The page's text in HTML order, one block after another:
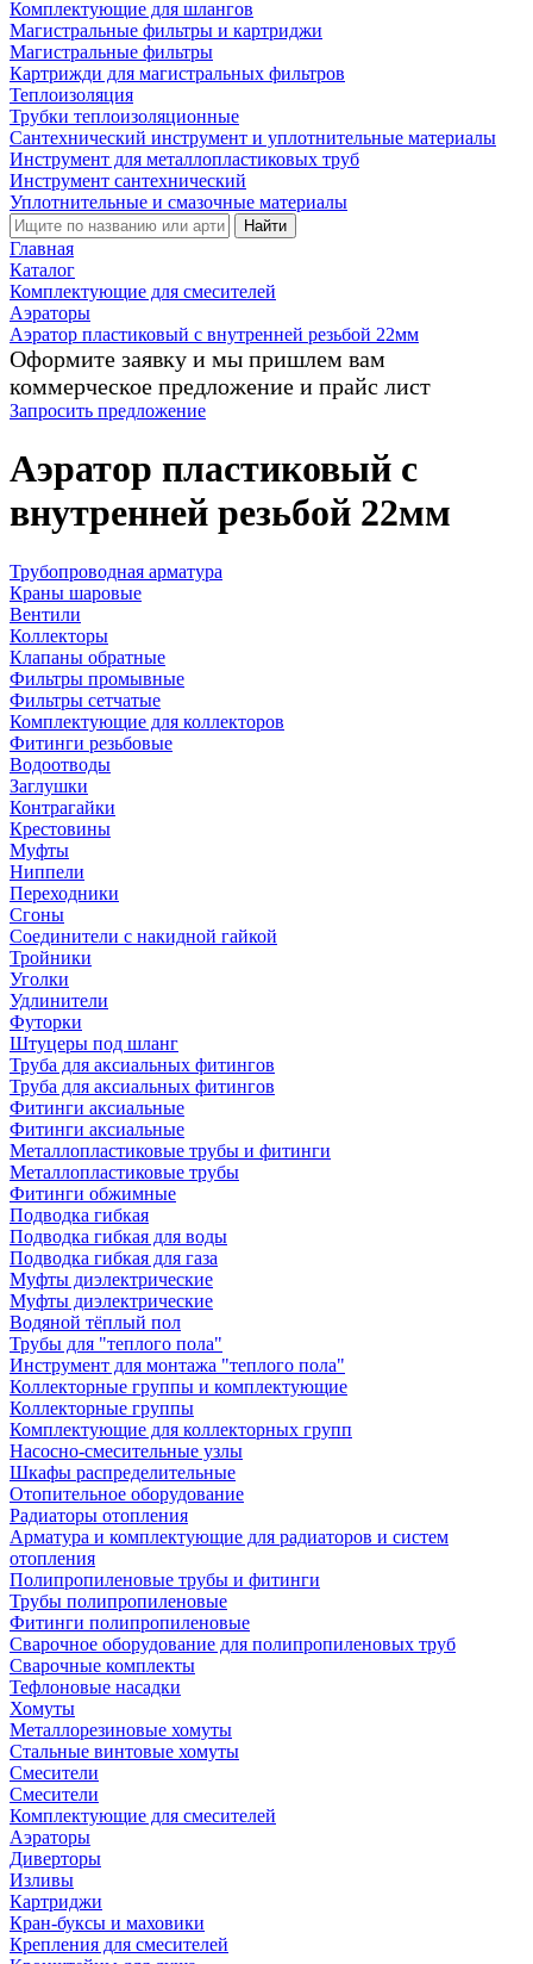
Комплектующие для шлангов
Магистральные фильтры и картриджи
Магистральные фильтры
Картрижди для магистральных фильтров
Теплоизоляция
Трубки теплоизоляционные
Сантехнический инструмент и уплотнительные материалы
Инструмент для металлопластиковых труб
Инструмент сантехнический
Уплотнительные и смазочные материалы
Найти
Главная
Каталог
Комплектующие для смесителей
Аэраторы
Аэратор пластиковый с внутренней резьбой 22мм
Оформите заявку и мы пришлем вам
коммерческое предложение и прайс лист
Запросить предложение
Аэратор пластиковый с
внутренней резьбой 22мм
Трубопроводная арматура
Краны шаровые
Вентили
Коллекторы
Клапаны обратные
Фильтры промывные
Фильтры сетчатые
Комплектующие для коллекторов
Фитинги резьбовые
Водоотводы
Заглушки
Контрагайки
Крестовины
Муфты
Ниппели
Переходники
Сгоны
Соединители с накидной гайкой
Тройники
Уголки
Удлинители
Футорки
Штуцеры под шланг
Труба для аксиальных фитингов
Труба для аксиальных фитингов
Фитинги аксиальные
Фитинги аксиальные
Металлопластиковые трубы и фитинги
Металлопластиковые трубы
Фитинги обжимные
Подводка гибкая
Подводка гибкая для воды
Подводка гибкая для газа
Муфты диэлектрические
Муфты диэлектрические
Водяной тёплый пол
Трубы для "теплого пола"
Инструмент для монтажа "теплого пола"
Коллекторные группы и комплектующие
Коллекторные группы
Комплектующие для коллекторных групп
Насосно-смесительные узлы
Шкафы распределительные
Отопительное оборудование
Радиаторы отопления
Арматура и комплектующие для радиаторов и систем
отопления
Полипропиленовые трубы и фитинги
Трубы полипропиленовые
Фитинги полипропиленовые
Сварочное оборудование для полипропиленовых труб
Сварочные комплекты
Тефлоновые насадки
Хомуты
Металлорезиновые хомуты
Стальные винтовые хомуты
Смесители
Смесители
Комплектующие для смесителей
Аэраторы
Диверторы
Изливы
Картриджи
Кран-буксы и маховики
Крепления для смесителей